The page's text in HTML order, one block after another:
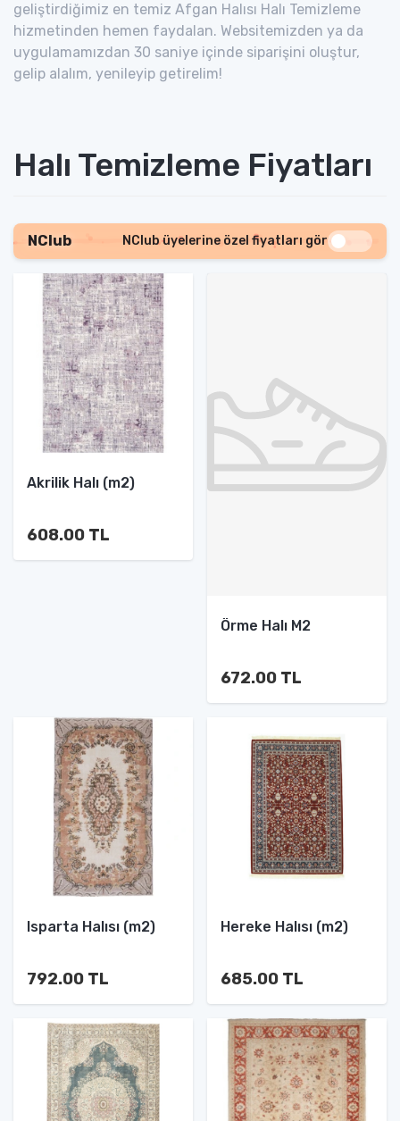
geliştirdiğimiz en temiz Afgan Halısı Halı Temizleme
hizmetinden hemen faydalan. Websitemizden ya da
uygulamamızdan 30 saniye içinde siparişini oluştur,
gelip alalım, yenileyip getirelim!
Halı Temizleme Fiyatları
NClub NClub üyelerine özel fiyatları gör
Akrilik Halı (m2)
608.00 TL
Örme Halı M2
672.00 TL
Isparta Halısı (m2)
792.00 TL
Hereke Halısı (m2)
685.00 TL